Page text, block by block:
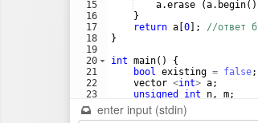
15
16
17
18
19
20
21
22
23
24
a.erase (a. begin( )
}
return a 0 ;
//ответ
}
int main( )
{
bool existing = false;
vector <int> a;
unsigned
int n, m;
cin >> n >>
enter input (stdin)